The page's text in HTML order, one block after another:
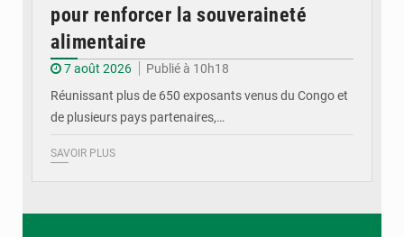
pour renforcer la souveraineté
alimentaire
7 août 2026
Publié à 10h18
Réunissant plus de 650 exposants venus du Congo et
de plusieurs pays partenaires,…
SAVOIR PLUS